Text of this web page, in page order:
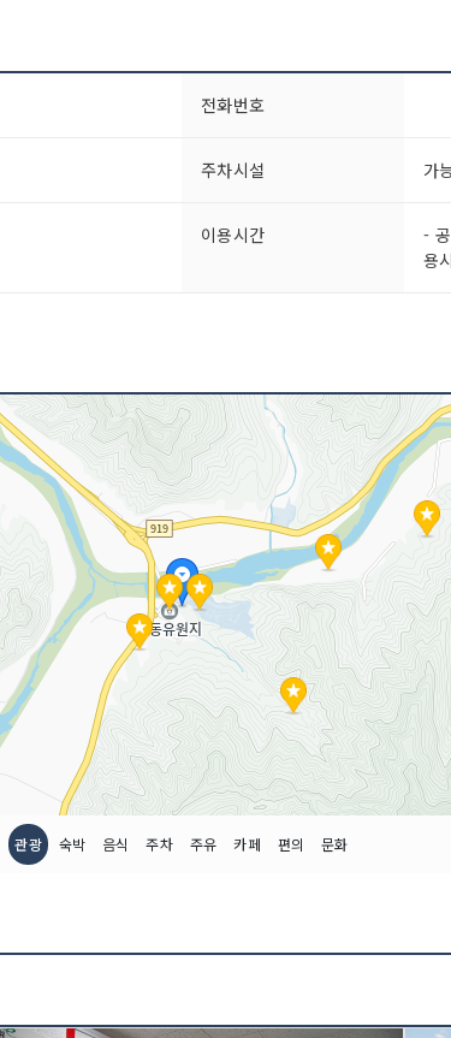
전화번호
주차시설 가
이용시간
-
용
관광 숙박 음식 주차 주유 카페 편의 문화